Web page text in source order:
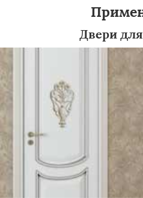
Двери